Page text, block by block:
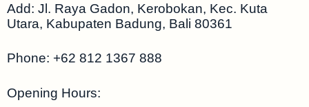
Add: Jl. Raya Gadon, Kerobokan, Kec. Kuta
Utara, Kabupaten Badung, Bali 80361
Phone: +62 812 1367 888
Opening Hours: